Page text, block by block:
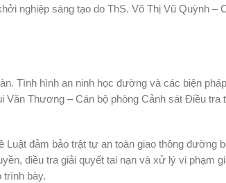
nghiệp sáng tạo do ThS. Võ Thị Vũ Quỳnh –
Tình hình an ninh học đường và các biện
Văn Thương – Cán bộ phòng Cảnh sát Điều tra
đảm bảo trật tự an toàn giao thông đường
điều tra giải quyết tai nạn và xử lý vi phạm
trình bày.